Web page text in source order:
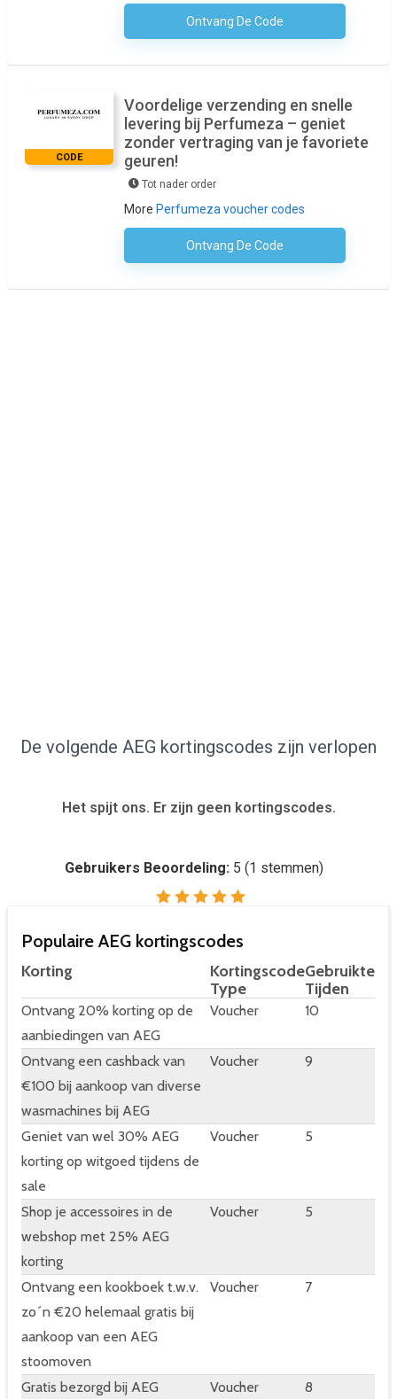
Ontvang De CodeGeen Code Nodig
CODE
Voordelige verzending en snelle
levering bij Perfumeza – geniet
zonder vertraging van je favoriete
geuren!
Tot nader order
More Perfumeza voucher codes
Ontvang De CodeGeen Code Nodig
De volgende AEG kortingscodes zijn verlopen
Het spijt ons. Er zijn geen kortingscodes.
Gebruikers Beoordeling: 5 (1 stemmen)
Populaire AEG kortingscodes
Korting
Kortingscode
Type
Gebruikte
Tijden
Ontvang 20% korting op de
aanbiedingen van AEG
Voucher 10
Ontvang een cashback van
€100 bij aankoop van diverse
wasmachines bij AEG
Voucher 9
Geniet van wel 30% AEG
korting op witgoed tijdens de
sale
Voucher 5
Shop je accessoires in de
webshop met 25% AEG
korting
Voucher 5
Ontvang een kookboek t.w.v.
zo´n €20 helemaal gratis bij
aankoop van een AEG
stoomoven
Voucher 7
Gratis bezorgd bij AEG Voucher 8